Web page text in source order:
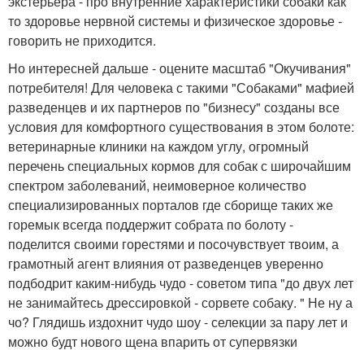
то здоровье нервной системы и физическое здоровье -
говорить не приходится.
Но интересней дальше - оцените масштаб "Окучивания"
потребителя! Для человека с такими "Собаками" мафией
разведенцев и их партнеров по "бизнесу" созданы все
условия для комфортного существования в этом болоте:
ветеринарные клиники на каждом углу, огромный
перечень специальных кормов для собак с широчайшим
спектром заболеваний, неимоверное количество
специализированных порталов где сборище таких же
горемык всегда поддержит собрата по болоту -
поделится своими горестями и посочувствует твоим, а
грамотный агент влияния от разведенцев уверенно
подбодрит каким-нибудь чудо - советом типа "до двух лет
не занимайтесь дрессировкой - сорвете собаку. " Не ну а
чо? Глядишь издохнит чудо шоу - селекции за пару лет и
можно будт нового щена впарить от супервязки